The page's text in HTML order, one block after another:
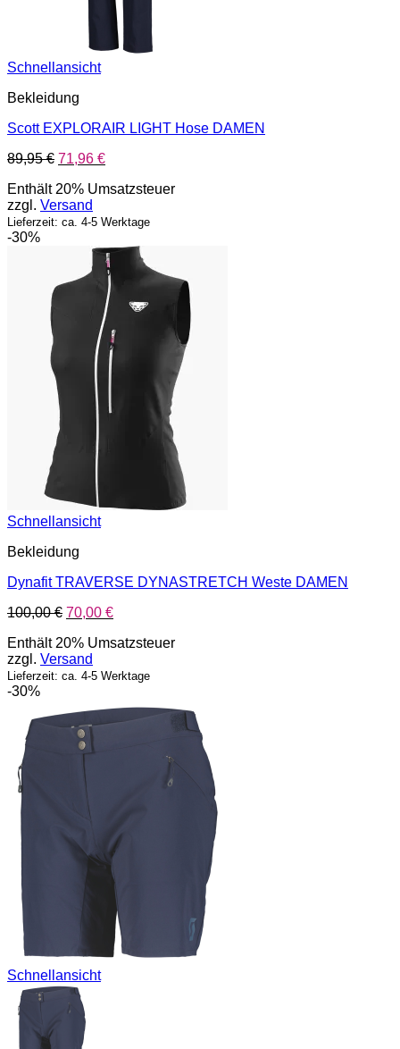
Schnellansicht
Bekleidung
Scott EXPLORAIR LIGHT Hose DAMEN
89,95€ Ursprünglicher
war:
89,95 €
71,96 €Aktueller
ist:
Enthält 20% Umsatzsteuer
zzgl. Versand
Lieferzeit: ca. 4-5 Werktage
-30%
Schnellansicht
Bekleidung
Dynafit TRAVERSE DYNASTRETCH Weste DAMEN
100,00€ Ursprünglicher
war:
100,00 €
70,00 €Aktueller
ist:
Enthält 20% Umsatzsteuer
zzgl. Versand
Lieferzeit: ca. 4-5 Werktage
-30%
Schnellansicht